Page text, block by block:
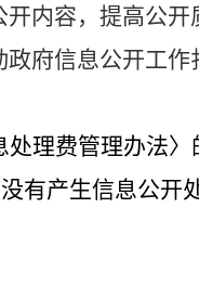
内容，提高公开
府信息公开工作
理费管理办法
有产生信息公开